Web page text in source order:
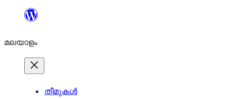
ഉള്ളടക്കത്തിലേക്ക്
മലയാളം
തീമുകൾ